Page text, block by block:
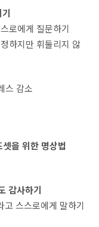
로에게 질문하기
하지만 휘둘리지 않
스 감소
을 위한 명상법
감사하기
고 스스로에게 말하기